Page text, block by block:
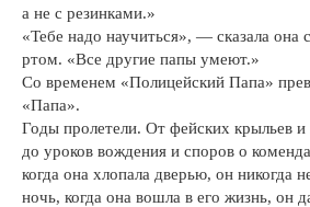
а не с резинками.»
«Тебе надо научиться», — сказала
ртом. «Все другие папы умеют.»
Со временем «Полицейский Папа»
«Папа».
Годы пролетели. От фейских крыльев и
до уроков вождения и споров о
когда она хлопала дверью, он никогда
ночь, когда она вошла в его жизнь, он